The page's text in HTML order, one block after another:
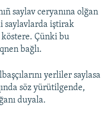
saylav ceryanına olğan
saylavlarda iştirak
köstere. Çünki bu
bağlı.
yerliler saylasa
söz yürütilgende,
duyala.